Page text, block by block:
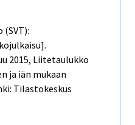
2015, Liitetaulukko
ja iän mukaan
Tilastokeskus